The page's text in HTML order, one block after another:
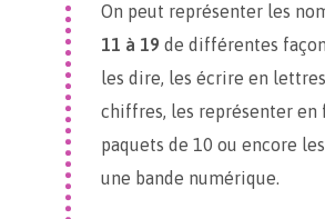
On peut représenter les
11 à 19 de différentes
les dire, les écrire en
chiffres, les représenter en
paquets de 10 ou encore
une bande numérique.